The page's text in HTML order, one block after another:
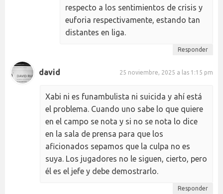
respecto a los sentimientos de crisis y
euforia respectivamente, estando tan
distantes en liga.
Responder
david 25 noviembre, 2025 a las 1:15 pm
Xabi ni es funambulista ni suicida y ahí está
el problema. Cuando uno sabe lo que quiere
en el campo se nota y si no se nota lo dice
en la sala de prensa para que los
aficionados sepamos que la culpa no es
suya. Los jugadores no le siguen, cierto, pero
él es el jefe y debe demostrarlo.
Responder